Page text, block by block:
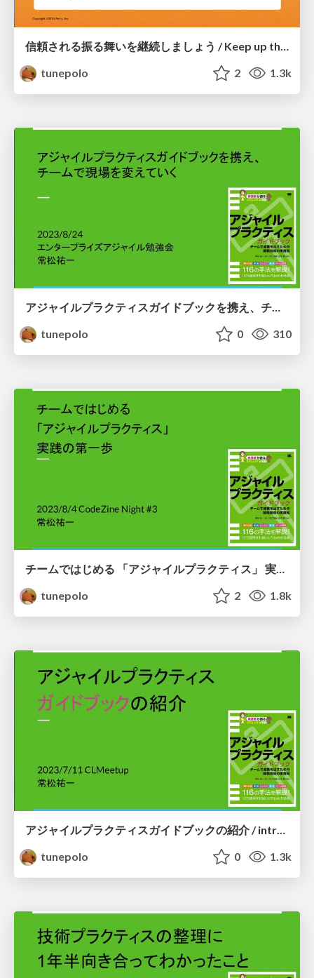
信頼される振る舞いを継続しましょう / Keep up the trusted behavior
tunepolo
2 1.3k
アジャイルプラクティスガイドブックを携え、チームで現場を変えていく / Improve your development process with Agile Practices Guidebook
tunepolo
0 310
チームではじめる 「アジャイルプラクティス」 実践の第一歩 / First step to start implementing "Agile Practices" with your team
tunepolo
2 1.8k
アジャイルプラクティスガイドブックの紹介 / introduction of Agile Practice Guidebook
tunepolo
0 1.3k